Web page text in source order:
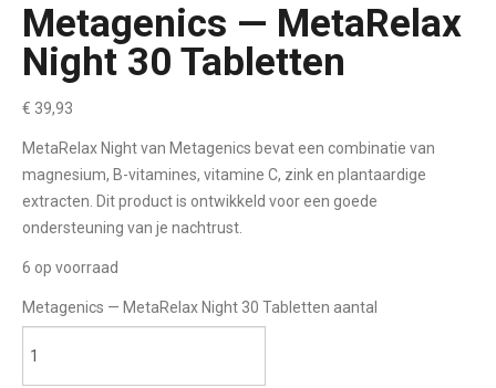
Metagenics — MetaRelax
Night 30 Tabletten
€ 39,93
MetaRelax Night van Metagenics bevat een combinatie van
magnesium, B-vitamines, vitamine C, zink en plantaardige
extracten. Dit product is ontwikkeld voor een goede
ondersteuning van je nachtrust.
6 op voorraad
Metagenics — MetaRelax Night 30 Tabletten aantal